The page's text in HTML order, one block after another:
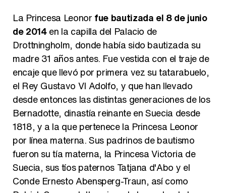
La Princesa Leonor fue bautizada el 8 de junio
de 2014en la capilla del Palacio de
Drottningholm, donde había sido bautizada su
madre 31 años antes. Fue vestida con el traje de
encaje que llevó por primera vez su tatarabuelo,
el Rey Gustavo VI Adolfo, y que han llevado
desde entonces las distintas generaciones de los
Bernadotte, dinastía reinante en Suecia desde
1818, y a la que pertenece la Princesa Leonor
por línea materna. Sus padrinos de bautismo
fueron su tía materna, la Princesa Victoria de
Suecia, sus tíos paternos Tatjana d'Abo y el
Conde Ernesto Abensperg-Traun, así como